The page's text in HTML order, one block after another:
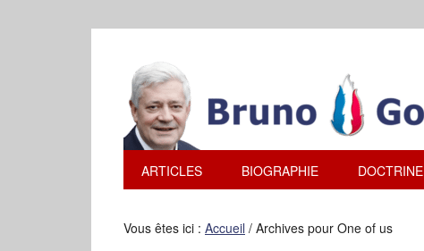
ARTICLES BIOGRAPHIE DOCTRINE
Vous êtes ici : Accueil / Archives pour One of us